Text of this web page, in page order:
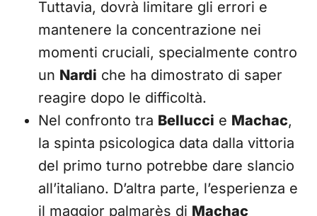
Tuttavia, dovrà limitare gli errori e
mantenere la concentrazione nei
momenti cruciali, specialmente contro
un Nardi che ha dimostrato di saper
reagire dopo le difficoltà.
Nel confronto tra Bellucci e Machac,
la spinta psicologica data dalla vittoria
del primo turno potrebbe dare slancio
all’italiano. D’altra parte, l’esperienza e
il maggior palmarès di Machac